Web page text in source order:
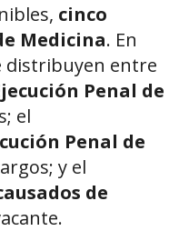
cinco
Medicina. En
distribuyen entre
Penal de
el
Penal de
y el
de